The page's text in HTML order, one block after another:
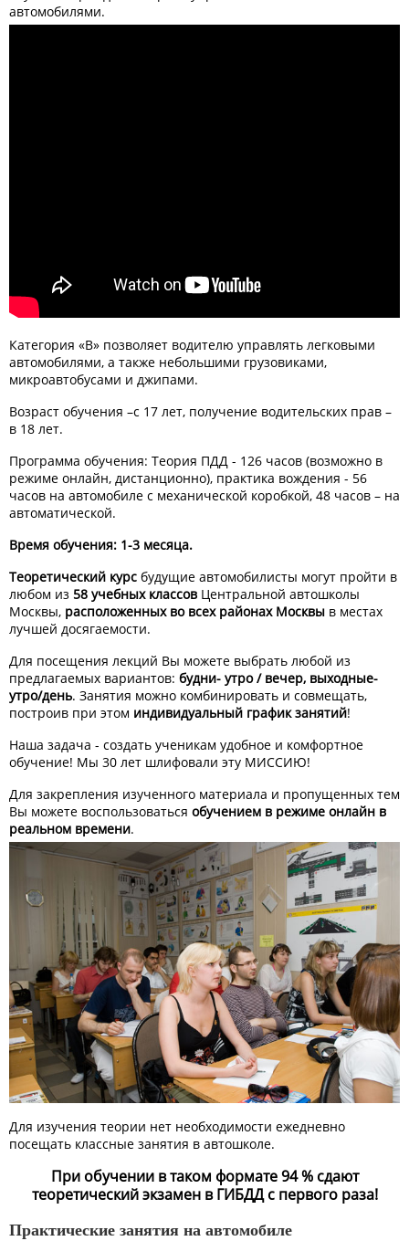
автомобилями.
Категория «В» позволяет водителю управлять легковыми
автомобилями, а также небольшими грузовиками,
микроавтобусами и джипами.
Возраст обучения –с 17 лет, получение водительских прав –
в 18 лет.
Программа обучения: Теория ПДД - 126 часов (возможно в
режиме онлайн, дистанционно), практика вождения - 56
часов на автомобиле с механической коробкой, 48 часов – на
автоматической.
Время обучения: 1-3 месяца.
Теоретический курс будущие автомобилисты могут пройти в
любом из 58 учебных классов Центральной автошколы
Москвы, расположенных во всех районах Москвы в местах
лучшей досягаемости.
Для посещения лекций Вы можете выбрать любой из
предлагаемых вариантов: будни- утро / вечер, выходные-
утро/день. Занятия можно комбинировать и совмещать,
построив при этом индивидуальный график занятий!
Наша задача - создать ученикам удобное и комфортное
обучение! Мы 30 лет шлифовали эту МИССИЮ!
Для закрепления изученного материала и пропущенных тем
Вы можете воспользоваться обучением в режиме онлайн в
реальном времени.
Для изучения теории нет необходимости ежедневно
посещать классные занятия в автошколе.
При обучении в таком формате 94 % сдают
теоретический экзамен в ГИБДД с первого раза!
Практические занятия на автомобиле